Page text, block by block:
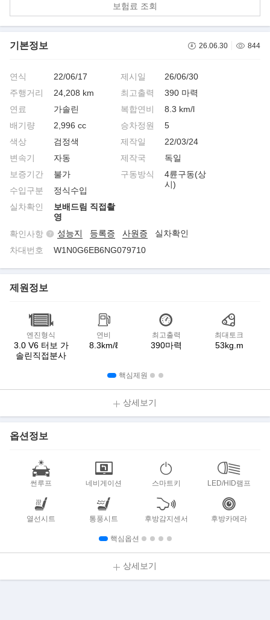
보험료 조회
기본정보 26.06.30 844
연식
22/06/17
주행거리
24,208 km
연료
가솔린
배기량
2,996 cc
색상
검정색
변속기
자동
보증기간
불가
수입구분
정식수입
실차확인
보배드림 직접촬
영
제시일
26/06/30
최고출력
390 마력
복합연비
8.3 km/l
승차정원
5
제작일
22/03/24
제작국
독일
구동방식
4륜구동(상
시)
확인사항 성능지 등록증 사원증
실차확인
차대번호
W1N0G6EB6NG079710
제원정보
엔진형식
3.0 V6 터보 가
솔린직접분사
연비
8.3km/ℓ
최고출력
390마력
최대토크
53kg.m
핵심제원
상세보기
옵션정보
썬루프 네비게이션 스마트키 LED/HID램프
열선시트 통풍시트 후방감지센서 후방카메라
핵심옵션
상세보기